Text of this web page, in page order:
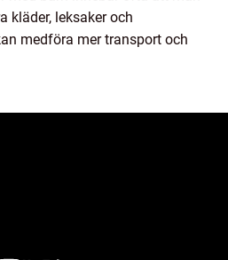
kläder, leksaker och
medföra mer transport och